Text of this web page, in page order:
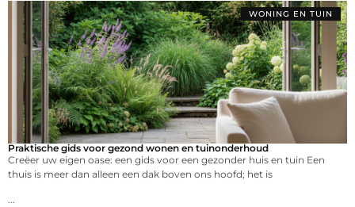
WONING EN TUIN
Praktische gids voor gezond wonen en tuinonderhoud
Creëer uw eigen oase: een gids voor een gezonder huis en tuin Een
thuis is meer dan alleen een dak boven ons hoofd; het is
...